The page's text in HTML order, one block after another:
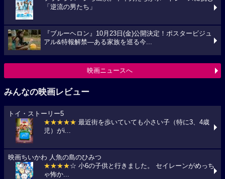
「逆流の男たち」
『ブルーヘロン』10月23日(金)公開決定！ポスタービジュ
アル&特報解禁―ある家族を巡る今...
映画ニュースへ
みんなの映画レビュー
トイ・ストーリー5
★★★★★ 最近街を歩いていても小さい子（特に3、4歳
児）がi...
映画ちいかわ 人魚の島のひみつ
★★★★☆ 小6の子供と行きました。 セイレーンがめっち
ゃ怖か...